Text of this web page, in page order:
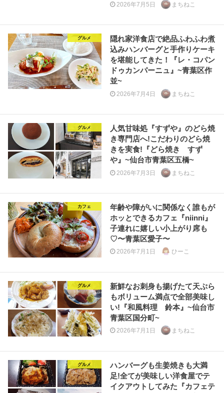
2026年7月5日 まちねこ
グルメ
隠れ家洋食店で絶品ふわふわ煮
込みハンバーグと手作りケーキ
を堪能してきた！『レ・コパン
ドゥカンパーニュ』~青葉区作
並~
2026年7月4日 まちねこ
グルメ
人気甘味処『すずや』のどら焼
き専門店へ!こだわりのどら焼
きを実食!『どら焼き すず
や』~仙台市青葉区五橋~
2026年7月3日 まちねこ
カフェ
年齢や障がいに関係なく誰もが
ホッとできるカフェ『niinni』
子連れに嬉しい小上がり席も
♡〜青葉区愛子〜
2026年7月1日 ひーこ
グルメ
新鮮なお刺身も揚げたて天ぷら
もボリューム満点で全部美味し
い!『和風料理 鈴本』~仙台市
青葉区国分町~
2026年7月1日 まちねこ
グルメ
ハンバーグも生姜焼きも大満
足!全てが美味しい洋食屋でテ
イクアウトしてみた『カフェテ